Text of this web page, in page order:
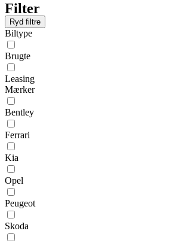
Filter
Ryd filtre
Biltype
Brugte
Leasing
Mærker
Bentley
Ferrari
Kia
Opel
Peugeot
Skoda